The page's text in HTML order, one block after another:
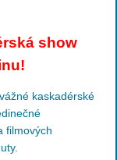
show
kaskadérské
filmových